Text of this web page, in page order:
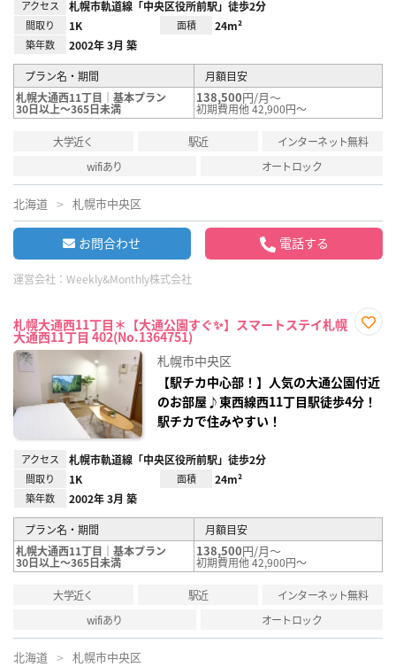
アクセス 札幌市軌道線「中央区役所前駅」徒歩2分
間取り 1K 面積 24m²
築年数 2002年 3月 築
プラン名・期間
月額目安
札幌大通西11丁目｜基本プラン
30日以上～365日未満
138,500円/月～
初期費用他 42,900円～
大学近く 駅近
インターネット無料
wifiあり
オートロック
北海道 札幌市中央区
お問合わせ 電話する
運営会社： Weekly&Monthly株式会社
札幌大通西11丁目＊【大通公園すぐ✨】スマートステイ札幌
大通西11丁目 402(No.1364751)
録
札幌市中央区
【駅チカ中心部！】人気の大通公園付近
のお部屋♪東西線西11丁目駅徒歩4分！
駅チカで住みやすい！
アクセス 札幌市軌道線「中央区役所前駅」徒歩2分
間取り 1K 面積 24m²
築年数 2002年 3月 築
プラン名・期間
月額目安
札幌大通西11丁目｜基本プラン
30日以上～365日未満
138,500円/月～
初期費用他 42,900円～
大学近く 駅近
インターネット無料
wifiあり
オートロック
北海道 札幌市中央区